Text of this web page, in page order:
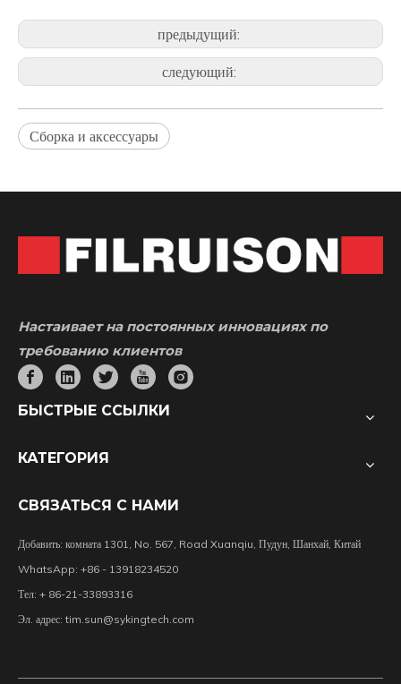
предыдущий:
следующий:
Сборка и аксессуары
Настаивает на постоянных инновациях по
требованию клиентов
БЫСТРЫЕ ССЫЛКИ
КАТЕГОРИЯ
СВЯЗАТЬСЯ С НАМИ
Добавить: комната 1301, No. 567, Road Xuanqiu, Пудун, Шанхай, Китай
WhatsApp: +86 - 13918234520
Тел: + 86-21-33893316
Эл. адрес: tim.sun@sykingtech.com